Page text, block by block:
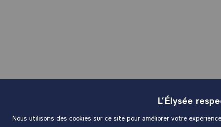
L’Élysée
Nous utilisons des cookies sur ce site pour améliorer votre